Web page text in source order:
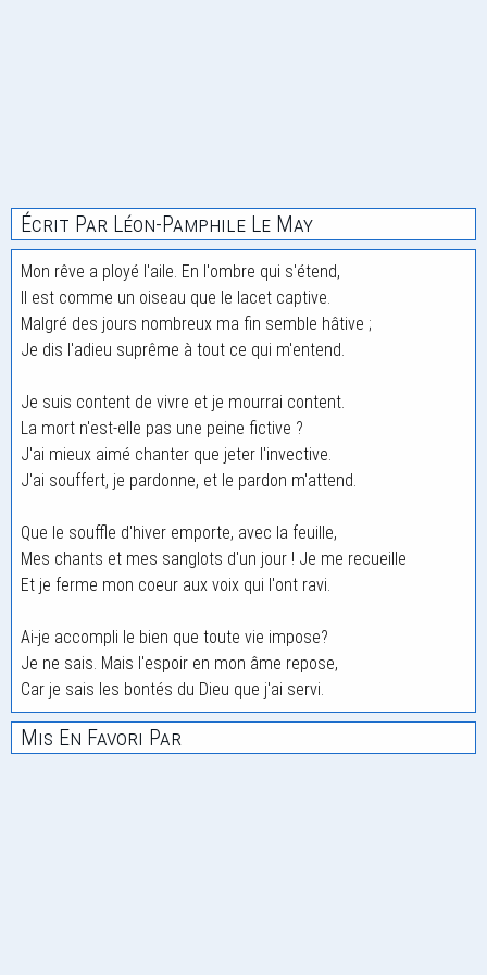
Écrit Par Léon-Pamphile Le May
Mon rêve a ployé l'aile. En l'ombre qui s'étend,
Il est comme un oiseau que le lacet captive.
Malgré des jours nombreux ma fin semble hâtive ;
Je dis l'adieu suprême à tout ce qui m'entend.
Je suis content de vivre et je mourrai content.
La mort n'est-elle pas une peine fictive ?
J'ai mieux aimé chanter que jeter l'invective.
J'ai souffert, je pardonne, et le pardon m'attend.
Que le souffle d'hiver emporte, avec la feuille,
Mes chants et mes sanglots d'un jour ! Je me recueille
Et je ferme mon coeur aux voix qui l'ont ravi.
Ai-je accompli le bien que toute vie impose?
Je ne sais. Mais l'espoir en mon âme repose,
Car je sais les bontés du Dieu que j'ai servi.
Mis En Favori Par